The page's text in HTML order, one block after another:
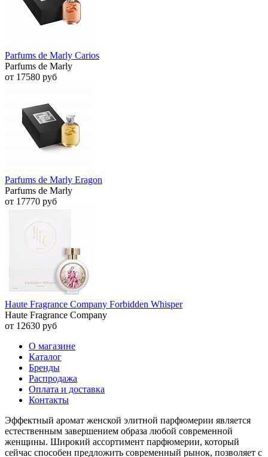
Parfums de Marly Carios
Parfums de Marly
от 17580 руб
Parfums de Marly Eragon
Parfums de Marly
от 17770 руб
Haute Fragrance Company Forbidden Whisper
Haute Fragrance Company
от 12630 руб
О магазине
Каталог
Бренды
Распродажа
Оплата и доставка
Контакты
Эффектный аромат женской элитной парфюмерии является
естественным завершением образа любой современной
женщины. Широкий ассортимент парфюмерии, который
сейчас способен предложить современный рынок, позволяет с